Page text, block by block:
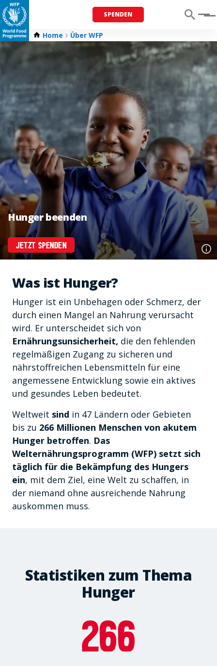
SPENDEN Menu
Home Über WFP
Hunger beenden
JETZT SPENDEN
Was ist Hunger?
Hunger ist ein Unbehagen oder Schmerz, der
durch einen Mangel an Nahrung verursacht
wird. Er unterscheidet sich von
Ernährungsunsicherheit, die den fehlenden
regelmäßigen Zugang zu sicheren und
nährstoffreichen Lebensmitteln für eine
angemessene Entwicklung sowie ein aktives
und gesundes Leben bedeutet.
Weltweit sind in 47 Ländern oder Gebieten
bis zu 266 Millionen Menschen von akutem
Hunger betroffen. Das
Welternährungsprogramm (WFP) setzt sich
täglich für die Bekämpfung des Hungers
ein, mit dem Ziel, eine Welt zu schaffen, in
der niemand ohne ausreichende Nahrung
auskommen muss.
Statistiken zum Thema
Hunger
266